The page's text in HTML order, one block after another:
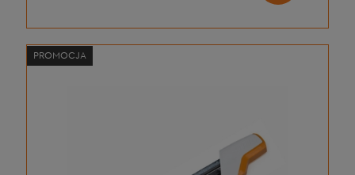
PROMOCJA